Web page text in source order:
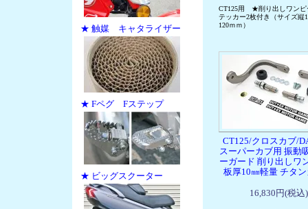
★ 触媒 キャタライザー
★ Fペグ Fステップ
★ ビッグスクーター
CT125用 ★削り出しワンピ
テッカー2枚付き（サイズ縦
120ｍｍ）
CT125/クロスカブ/
スーパーカブ用 振動
ーガード 削り出しワ
板厚10㎜軽量 チタ
16,830円(税込)